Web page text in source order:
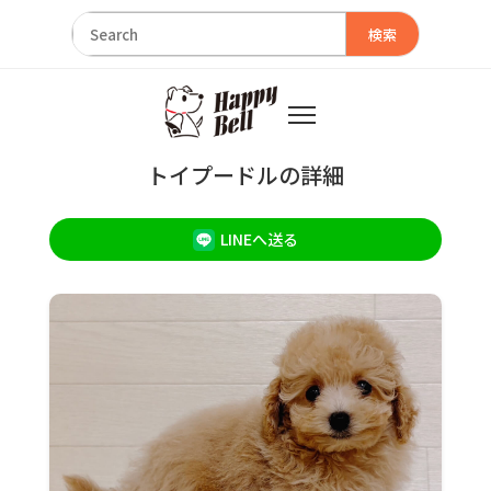
検索
トイプードルの詳細
LINEへ送る